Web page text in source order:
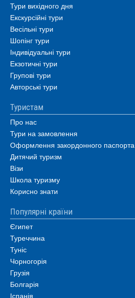
Тури вихідного дня
Екскурсійні тури
Весільні тури
Шопінг тури
Індивідуальні тури
Екзотичні тури
Групові тури
Авторські тури
Туристам
Про нас
Тури на замовлення
Оформлення закордонного паспорта
Дитячий туризм
Візи
Школа туризму
Корисно знати
Популярні країни
Єгипет
Туреччина
Туніс
Чорногорія
Грузія
Болгарія
Іспанія